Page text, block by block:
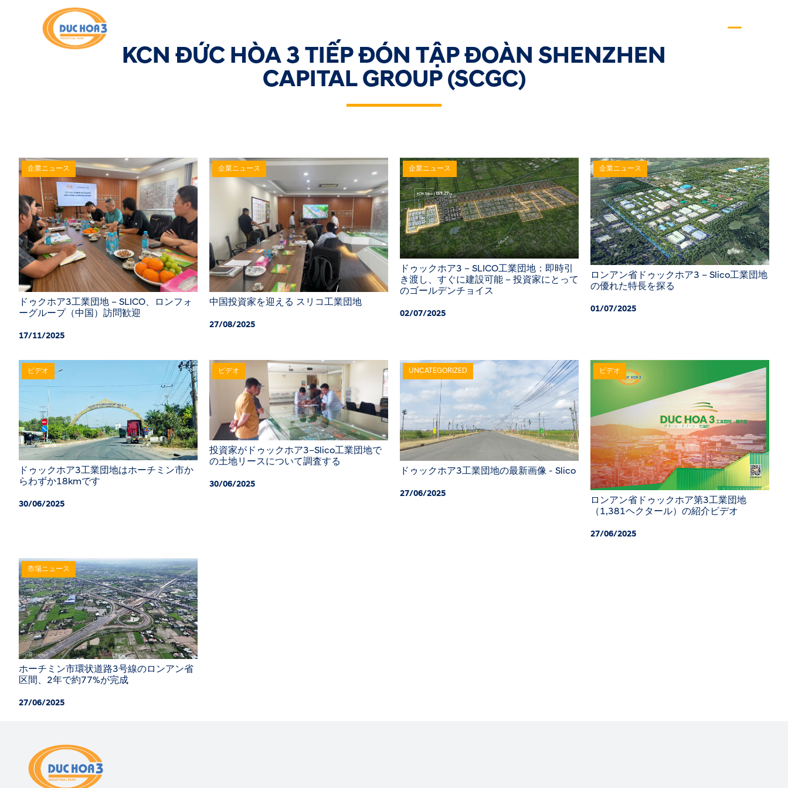
KCN ĐỨC HÒA 3 TIẾP ĐÓN TẬP ĐOÀN SHENZHEN
CAPITAL GROUP (SCGC)
企業ニュース
ドゥクホア3工業団地 – SLICO、ロンフォ
ーグループ（中国）訪問歓迎
17/11/2025
企業ニュース
中国投資家を迎える スリコ工業団地
27/08/2025
企業ニュース
ドゥックホア3 – SLICO工業団地：即時引
き渡し、すぐに建設可能 – 投資家にとって
のゴールデンチョイス
02/07/2025
企業ニュース
ロンアン省ドゥックホア3 – Slico工業団地
の優れた特長を探る
01/07/2025
ビデオ
ドゥックホア3工業団地はホーチミン市か
らわずか18kmです
30/06/2025
ビデオ
投資家がドゥックホア3–Slico工業団地で
の土地リースについて調査する
30/06/2025
UNCATEGORIZED
ドゥックホア3工業団地の最新画像 - Slico
27/06/2025
ビデオ
ロンアン省ドゥックホア第3工業団地
（1,381ヘクタール）の紹介ビデオ
27/06/2025
市場ニュース
ホーチミン市環状道路3号線のロンアン省
区間、2年で約77%が完成
27/06/2025